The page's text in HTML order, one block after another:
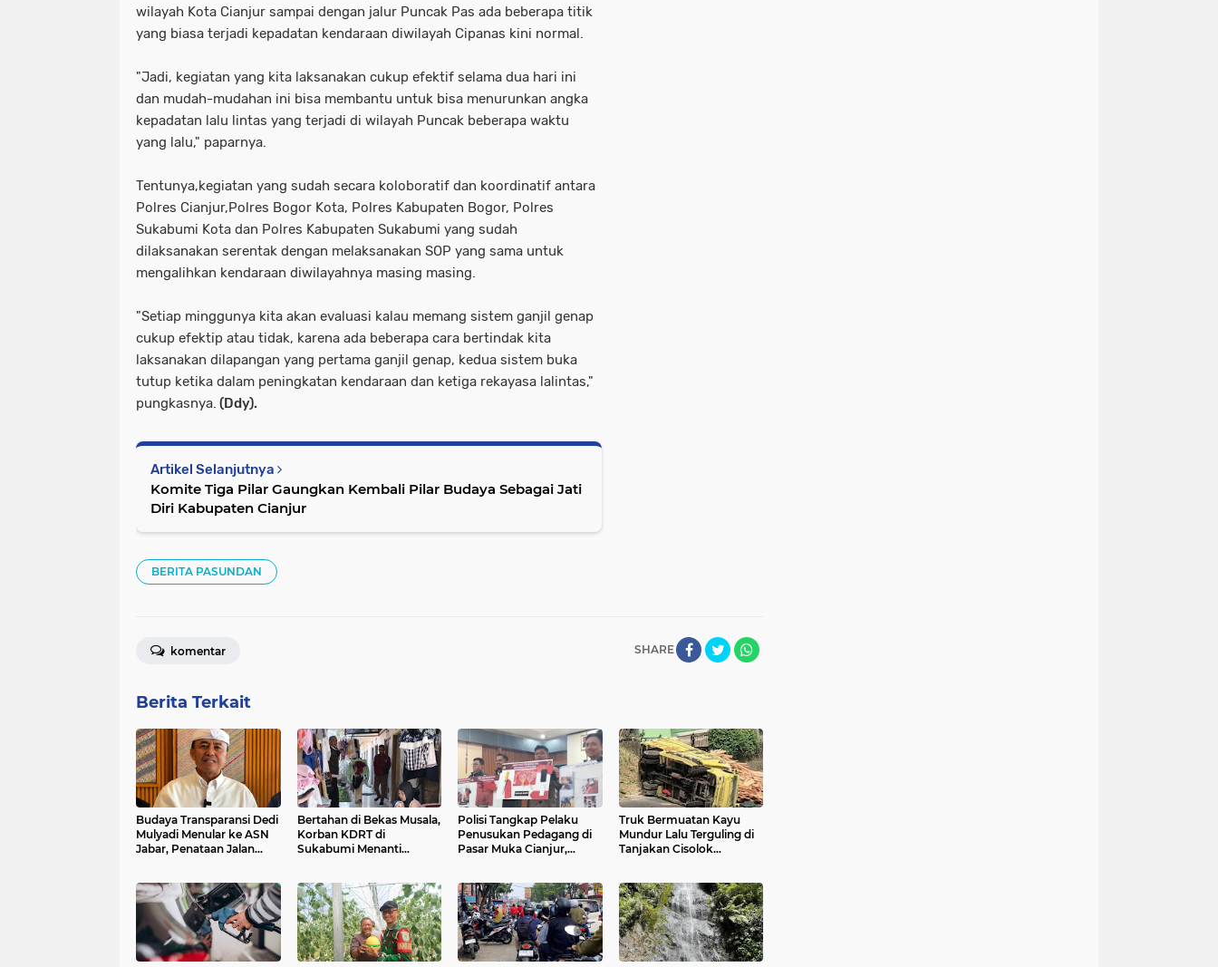
wilayah Kota Cianjur sampai dengan jalur Puncak Pas ada beberapa titik
yang biasa terjadi kepadatan kendaraan diwilayah Cipanas kini normal.
"Jadi, kegiatan yang kita laksanakan cukup efektif selama dua hari ini
dan mudah-mudahan ini bisa membantu untuk bisa menurunkan angka
kepadatan lalu lintas yang terjadi di wilayah Puncak beberapa waktu
yang lalu," paparnya.
Tentunya,kegiatan yang sudah secara koloboratif dan koordinatif antara
Polres Cianjur,Polres Bogor Kota, Polres Kabupaten Bogor, Polres
Sukabumi Kota dan Polres Kabupaten Sukabumi yang sudah
dilaksanakan serentak dengan melaksanakan SOP yang sama untuk
mengalihkan kendaraan diwilayahnya masing masing.
"Setiap minggunya kita akan evaluasi kalau memang sistem ganjil genap
cukup efektip atau tidak, karena ada beberapa cara bertindak kita
laksanakan dilapangan yang pertama ganjil genap, kedua sistem buka
tutup ketika dalam peningkatan kendaraan dan ketiga rekayasa lalintas,"
pungkasnya. (Ddy).
Artikel Selanjutnya
Komite Tiga Pilar Gaungkan Kembali Pilar Budaya Sebagai Jati
Diri Kabupaten Cianjur
BERITA PASUNDAN
SHARE
komentar
Berita Terkait
Budaya Transparansi Dedi
Mulyadi Menular ke ASN
Jabar, Penataan Jalan
Bertahan di Bekas Musala,
Korban KDRT di
Sukabumi Menanti
Polisi Tangkap Pelaku
Penusukan Pedagang di
Pasar Muka Cianjur,
Truk Bermuatan Kayu
Mundur Lalu Terguling di
Tanjakan Cisolok